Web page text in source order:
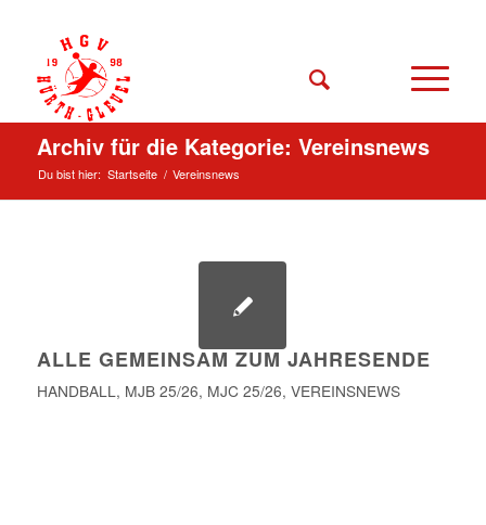
Archiv für die Kategorie: Vereinsnews
Du bist hier: Startseite / Vereinsnews
ALLE GEMEINSAM ZUM JAHRESENDE
HANDBALL, MJB 25/26, MJC 25/26, VEREINSNEWS